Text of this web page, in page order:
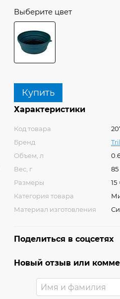
Выберите цвет
Купить
Характеристики
Код товара
Бренд
Объем, л
Вес, г
85
Размеры
15
Категория товара
Материал изготовления
Поделиться в соцсетях
Новый отзыв или